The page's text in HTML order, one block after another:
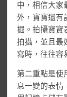
中，相信大家
外，寶寶還有
掘。拍攝寶寶
拍攝，並且最
寫時，往往容
第二重點是使
息一變的表情